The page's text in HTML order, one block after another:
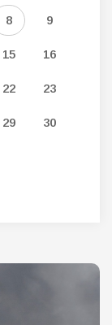
8 9
15 16
22 23
29 30